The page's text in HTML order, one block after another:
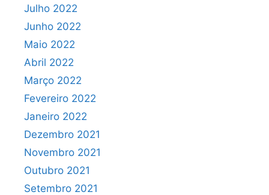
Julho 2022
Junho 2022
Maio 2022
Abril 2022
Março 2022
Fevereiro 2022
Janeiro 2022
Dezembro 2021
Novembro 2021
Outubro 2021
Setembro 2021